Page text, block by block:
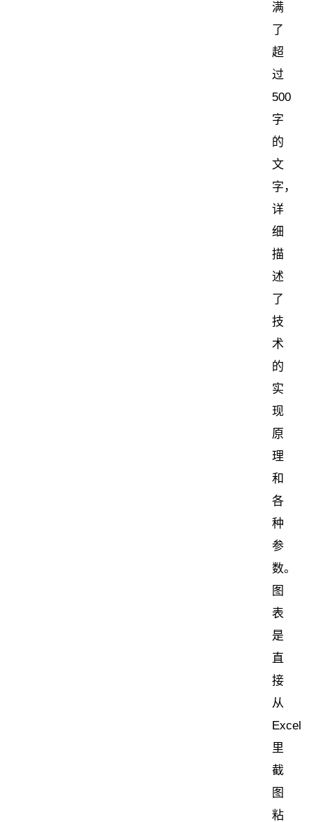
满
了
超
过
500
字
的
文
字，
详
细
描
述
了
技
术
的
实
现
原
理
和
各
种
参
数。
图
表
是
直
接
从
Excel
里
截
图
粘